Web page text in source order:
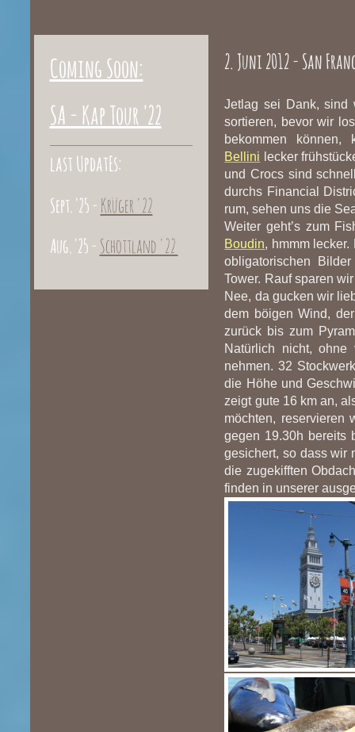
Coming Soon:
SA - Kap Tour '22
last UpdatEs:
Sept. '25 - Krüger '22
Aug. '25 - Schottland '22
2. Juni 2012 - San
Jetlag sei Dank, sind
sortieren, bevor wir
bekommen
Bellini lecker
und Crocs sind
durchs Financial
rum, sehen uns die
Weiter geht’s zum
Boudin, hmmm
obligatorischen
Tower. Rauf sparen
Nee, da gucken wir
dem böigen Wind,
zurück bis zum
Natürlich nicht,
nehmen. 32
die Höhe und
zeigt gute 16 km an,
möchten,
gegen 19.30h bereits
gesichert, so dass wir
die zugekifften
finden in unserer